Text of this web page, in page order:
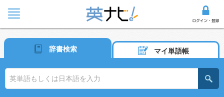
辞書検索 マイ単語帳